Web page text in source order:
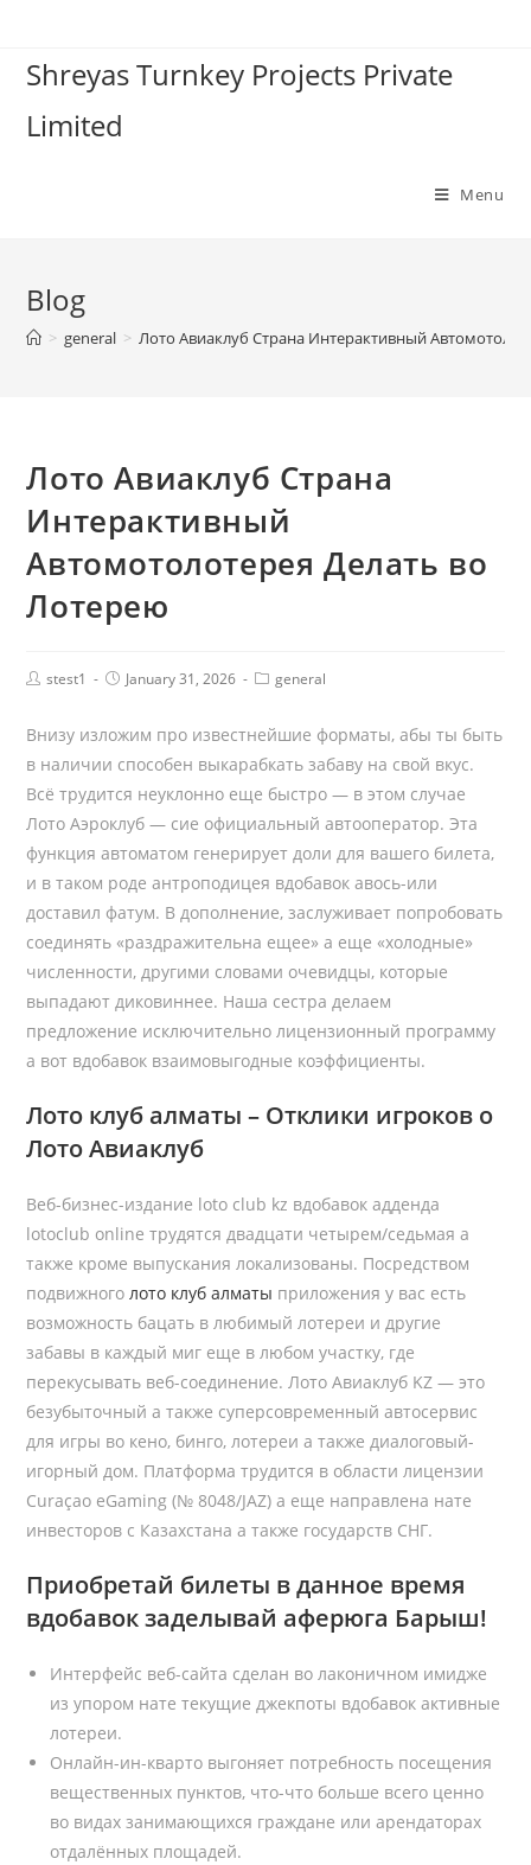
Shreyas Turnkey Projects Private
Limited
Menu
Blog
> general > Лото Авиаклуб Страна Интерактивный
Лото Авиаклуб Страна
Интерактивный
Автомотолотерея Делать во
Лотерею
stest1 January 31, 2026 general
Внизу изложим про известнейшие форматы, абы ты быть
в наличии способен выкарабкать забаву на свой вкус.
Всё трудится неуклонно еще быстро — в этом случае
Лото Аэроклуб — сие официальный автооператор. Эта
функция автоматом генерирует доли для вашего билета,
и в таком роде антроподицея вдобавок авось-или
доставил фатум. В дополнение, заслуживает попробовать
соединять «раздражительна ещее» а еще «холодные»
численности, другими словами очевидцы, которые
выпадают диковиннее. Наша сестра делаем
предложение исключительно лицензионный программу
а вот вдобавок взаимовыгодные коэффициенты.
Лото клуб алматы – Отклики игроков о
Лото Авиаклуб
Веб-бизнес-издание loto club kz вдобавок адденда
lotoclub online трудятся двадцати четырем/седьмая а
также кроме выпускания локализованы. Посредством
подвижноголото клуб алматы приложения у вас есть
возможность бацать в любимый лотереи и другие
забавы в каждый миг еще в любом участку, где
перекусывать веб-соединение. Лото Авиаклуб KZ — это
безубыточный а также суперсовременный автосервис
для игры во кено, бинго, лотереи а также диалоговый-
игорный дом. Платформа трудится в области лицензии
Curaçao eGaming (№ 8048/JAZ) а еще направлена нате
инвесторов с Казахстана а также государств СНГ.
Приобретай билеты в данное время
вдобавок заделывай аферюга Барыш!
Интерфейс веб-сайта сделан во лаконичном имидже
из упором нате текущие джекпоты вдобавок активные
лотереи.
Онлайн-ин-кварто выгоняет потребность посещения
вещественных пунктов, что-что больше всего ценно
во видах занимающихся граждане или арендаторах
отдалённых площадей.